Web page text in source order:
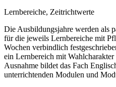
Lernbereiche, Zeitrichtwerte
Die Ausbildungsjahre werden als
für die jeweils Lernbereiche mit
Wochen verbindlich
ein Lernbereich mit
Ausnahme bildet das Fach
unterrichtenden Modulen und